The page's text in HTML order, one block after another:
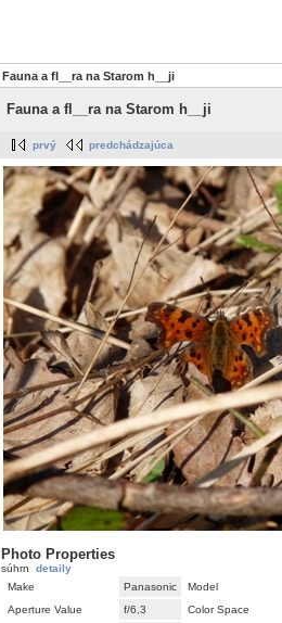
Fauna a fl__ra na Starom h__ji
Fauna a fl__ra na Starom h__ji
prvý predchádzajúca
Photo Properties
súhrn detaily
Make
Panasonic
Model
Aperture Value
f/6,3
Color Space